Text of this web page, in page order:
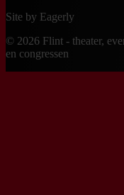
Site by Eagerly
© 2026 Flint - theater,
en congressen